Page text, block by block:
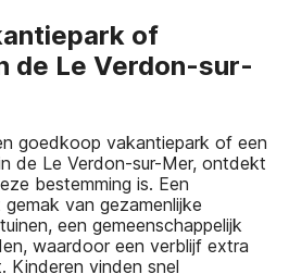
of
de Le Verdon-sur-
goedkoop vakantiepark of een
de Le Verdon-sur-Mer, ontdekt
bestemming is. Een
van gezamenlijke
een gemeenschappelijk
waardoor een verblijf extra
Kinderen vinden snel